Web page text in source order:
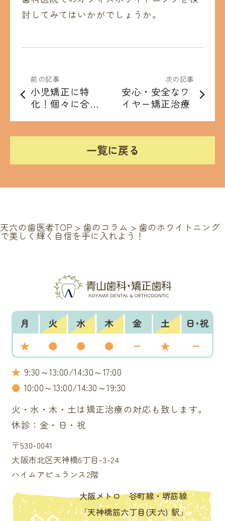
討してみてはいかがでしょうか。
前の記事
小児矯正に特
化！個々に合わ
次の記事
安心・安全なワ
イヤー矯正治療
一覧に戻る
天六の歯医者TOP > 歯のコラム > 歯のホワイトニング
で美しく輝く自信を手に入れよう！
★ 9:30～13:00/14:30～17:00
● 10:00～13:00/14:30～19:30
火・水・木・土は矯正治療の対応も致します。
休診：金・日・祝
〒530-0041
大阪市北区天神橋6丁目-3-24
ハイムアピュランス2階
大阪メトロ 谷町線・堺筋線
「天神橋筋六丁目(天六) 駅」